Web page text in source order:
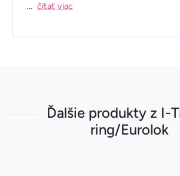
... čítať viac
Ďalšie produkty z I-
ring/Eurolok